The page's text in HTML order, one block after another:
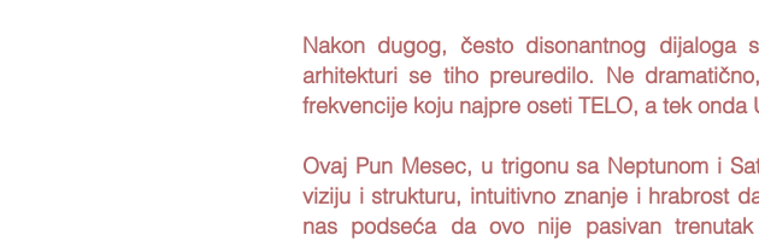
Nakon dugog, često disonantnog dijaloga
arhitekturi se tiho preuredilo. Ne
frekvencije koju najpre oseti TELO, a tek onda
Ovaj Pun Mesec, u trigonu sa Neptunom i
viziju i strukturu, intuitivno znanje i hrabrost
nas podseća da ovo nije pasivan